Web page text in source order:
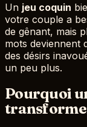
Un jeu coquin
votre couple a
de gênant, mais
mots deviennent
des désirs
un peu plus.
Pourquoi